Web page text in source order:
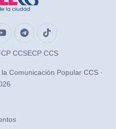
CCSECP CCS
Comunicación Popular CCS ·